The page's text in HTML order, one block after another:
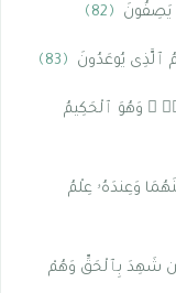
يَصِفُونَ ﴿82﴾
ٱلَّذِى يُوعَدُونَ ﴿83﴾
وَهُوَ ٱلْحَكِيمُ
وَعِندَهُۥ عِلْمُ
مَن شَهِدَ بِٱلْحَقِّ وَهُمْ